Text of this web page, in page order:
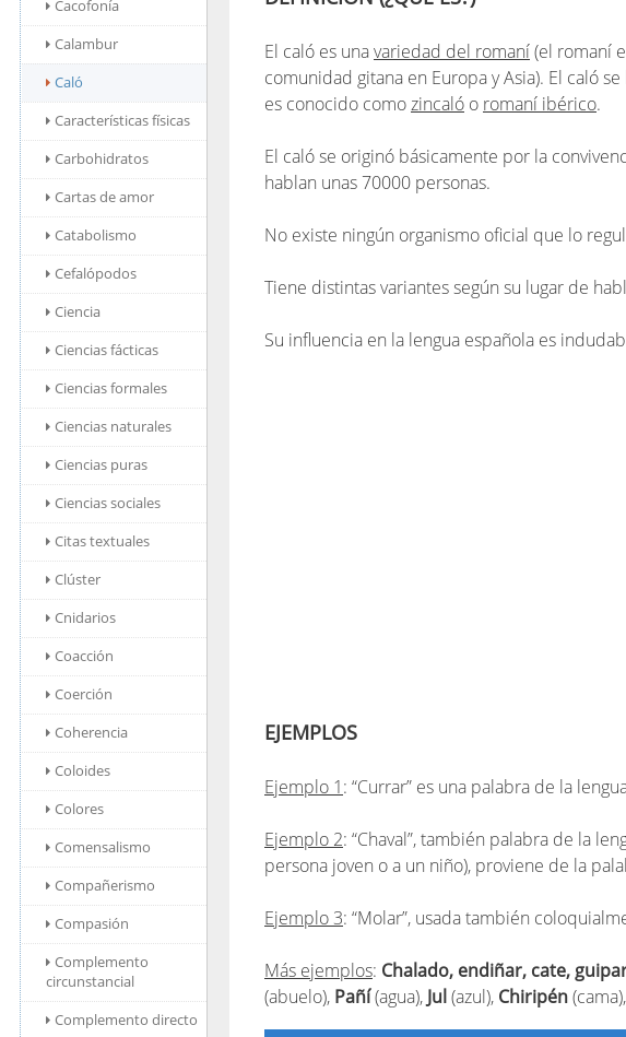
Cacofonía
Calambur
Caló
Características físicas
Carbohidratos
Cartas de amor
Catabolismo
Cefalópodos
Ciencia
Ciencias fácticas
Ciencias formales
Ciencias naturales
Ciencias puras
Ciencias sociales
Citas textuales
Clúster
Cnidarios
Coacción
Coerción
Coherencia
Coloides
Colores
Comensalismo
Compañerismo
Compasión
Complemento
circunstancial
Complemento directo
El caló es unavariedad del romaní(el romaní
comunidad gitana en Europa y Asia). El caló
es conocido comozincaló o romaní ibérico.
El caló se originó básicamente por la
hablan unas 70000 personas.
No existe ningún organismo oficial que lo
Tiene distintas variantes según su lugar de
Su influencia en la lengua española es
EJEMPLOS
Ejemplo 1: “Currar” es una palabra de la
Ejemplo 2: “Chaval”, también palabra de la
persona joven o a un niño), proviene de la
Ejemplo 3: “Molar”, usada también
Más ejemplos: Chalado, endiñar, cate,
(abuelo), Pañí(agua), Jul (azul), Chiripén(cama),